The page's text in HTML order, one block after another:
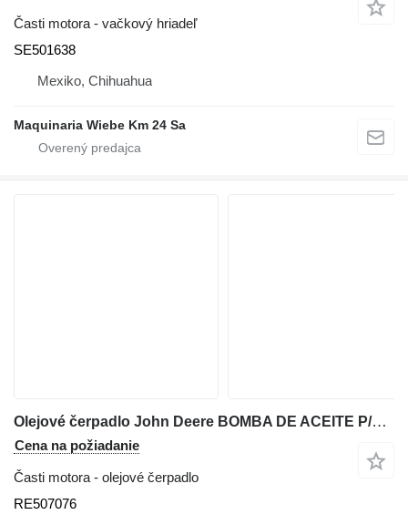
Časti motora - vačkový hriadeľ
SE501638
Mexiko, Chihuahua
Maquinaria Wiebe Km 24 Sa
Olejové čerpadlo John Deere BOMBA DE ACEITE P/MOTOR RE507076 na rýpadla John Deere 330C
Cena na požiadanie
Časti motora - olejové čerpadlo
RE507076